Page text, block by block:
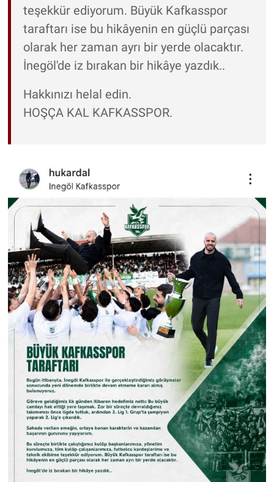
teşekkür ediyorum. Büyük Kafkasspor
taraftarı ise bu hikâyenin en güçlü parçası
olarak her zaman ayrı bir yerde olacaktır.
İnegöl'de iz bırakan bir hikâye yazdık..
Hakkınızı helal edin.
HOŞÇA KAL KAFKASSPOR.